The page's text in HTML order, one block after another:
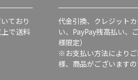
ており
で送料
代金引換、クレジット
い、PayPay残高払い、
様限定）
※お支払い方法により
様、商品がございますの